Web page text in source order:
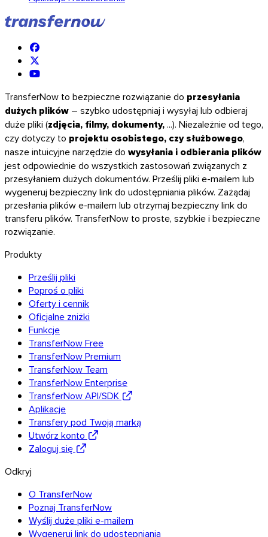
Thunderbird
TransferNow na wszystkich Twoich urządzeniach
Komputer, telefon, przeglądarka i poczta — wszędzie i za
Wszystkie aplikacje
Odkryj API
Dokumentacja API
Wypróbuj API
API TransferNow
Zautomatyzuj swoje transfery — darmowy
okres próbny.
TransferNow to bezpieczne rozwiązanie do przesyłania
dużych plików – szybko udostępniaj i wysyłaj lub odbieraj
duże pliki (zdjęcia, filmy, dokumenty,...). Niezależnie od tego,
czy dotyczy to projektu osobistego, czy służbowego,
nasze intuicyjne narzędzie do wysyłania i odbierania plików
jest odpowiednie do wszystkich zastosowań związanych z
przesyłaniem dużych dokumentów. Prześlij pliki e-mailem lub
wygeneruj bezpieczny link do udostępniania plików. Zażądaj
przesłania plików e-mailem lub otrzymaj bezpieczny link do
transferu plików. TransferNow to proste, szybkie i bezpieczne
rozwiązanie.
Produkty
Prześlij pliki
Poproś o pliki
Oferty i cennik
Oficjalne zniżki
Funkcje
TransferNow Free
TransferNow Premium
TransferNow Team
TransferNow Enterprise
TransferNow API/SDK
Aplikacje
Transfery pod Twoją marką
Utwórz konto
Zaloguj się
Odkryj
O TransferNow
Poznaj TransferNow
Wyślij duże pliki e-mailem
Wygeneruj link do udostępniania